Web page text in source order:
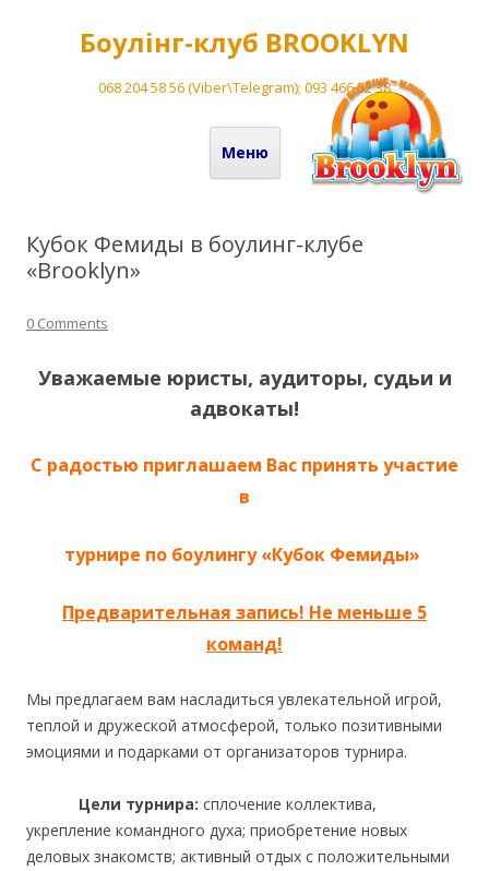
Боулінг-клуб BROOKLYN
068 204 58 56 (Viber\Telegram); 093 466 52 38
Меню
Перейти до вмісту
Кубок Фемиды в боулинг-клубе
«Brooklyn»
0 Comments
Уважаемые юристы, аудиторы, судьи и
адвокаты!
С радостью приглашаем Вас принять участие
в
турнире по боулингу «Кубок Фемиды»
Предварительная запись! Не меньше 5
команд!
Мы предлагаем вам насладиться увлекательной игрой,
теплой и дружеской атмосферой, только позитивными
эмоциями и подарками от организаторов турнира.
Цели турнира: сплочение коллектива,
укрепление командного духа; приобретение новых
деловых знакомств; активный отдых с положительными